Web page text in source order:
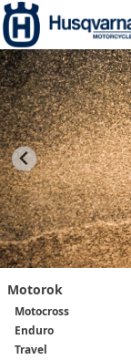
Motorok
Motocross
Enduro
Travel